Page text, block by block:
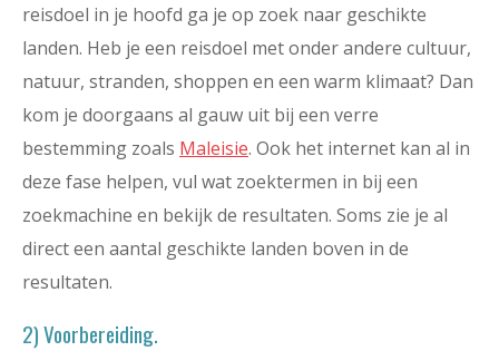
reisdoel in je hoofd ga je op zoek naar geschikte
landen. Heb je een reisdoel met onder andere cultuur,
natuur, stranden, shoppen en een warm klimaat? Dan
kom je doorgaans al gauw uit bij een verre
bestemming zoals Maleisie. Ook het internet kan al in
deze fase helpen, vul wat zoektermen in bij een
zoekmachine en bekijk de resultaten. Soms zie je al
direct een aantal geschikte landen boven in de
resultaten.
2) Voorbereiding.